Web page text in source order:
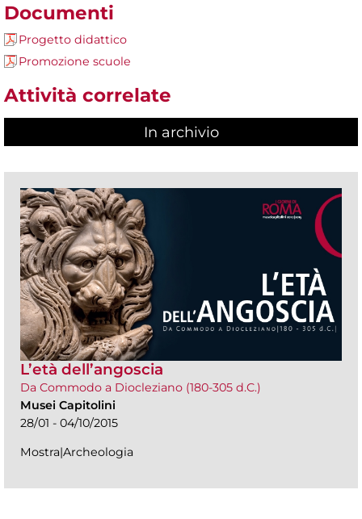
Documenti
Progetto didattico
Promozione scuole
Attività correlate
In archivio
L’età dell’angoscia
Da Commodo a Diocleziano (180-305 d.C.)
Musei Capitolini
28/01 - 04/10/2015
Mostra|Archeologia